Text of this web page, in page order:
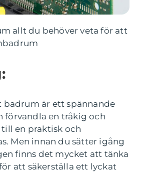
allt du behöver veta för att
badrum är ett spännande
förvandla en tråkig och
en praktisk och
Men innan du sätter igång
finns det mycket att tänka
att säkerställa ett lyckat